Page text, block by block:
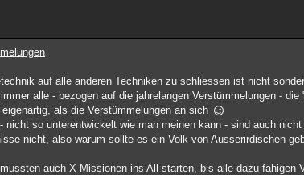
auf alle anderen Techniken zu schliessen ist nicht
alle - bezogen auf die jahrelangen Verstümmelungen -
eigenartig, als die Verstümmelungen an sich
nicht so unterentwickelt wie man meinen kann - sind auch
nicht, also warum sollte es ein Volk von Ausserirdischen
auch X Missionen ins All starten, bis alle dazu